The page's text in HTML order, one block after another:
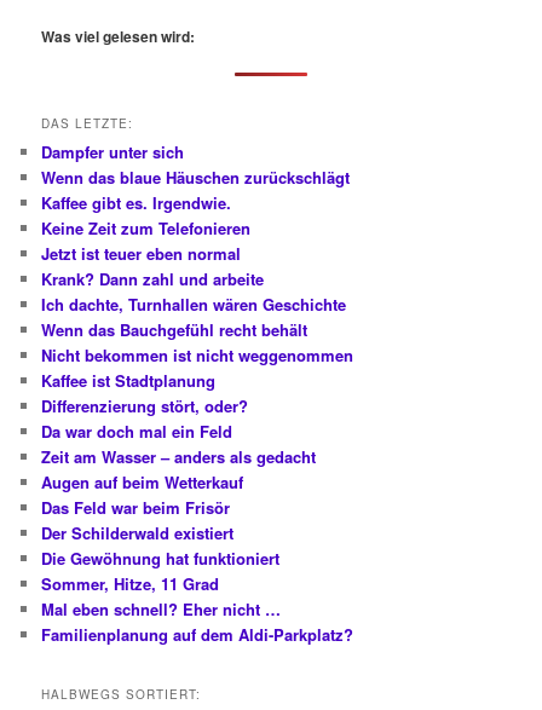
h
Was viel gelesen wird:
DAS LETZTE:
Dampfer unter sich
Wenn das blaue Häuschen zurückschlägt
Kaffee gibt es. Irgendwie.
Keine Zeit zum Telefonieren
Jetzt ist teuer eben normal
Krank? Dann zahl und arbeite
Ich dachte, Turnhallen wären Geschichte
Wenn das Bauchgefühl recht behält
Nicht bekommen ist nicht weggenommen
Kaffee ist Stadtplanung
Differenzierung stört, oder?
Da war doch mal ein Feld
Zeit am Wasser – anders als gedacht
Augen auf beim Wetterkauf
Das Feld war beim Frisör
Der Schilderwald existiert
Die Gewöhnung hat funktioniert
Sommer, Hitze, 11 Grad
Mal eben schnell? Eher nicht …
Familienplanung auf dem Aldi-Parkplatz?
HALBWEGS SORTIERT: